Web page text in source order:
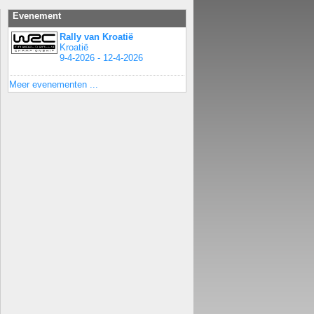
Evenement
Rally van Kroatië
Kroatië
9-4-2026 - 12-4-2026
Meer evenementen ...